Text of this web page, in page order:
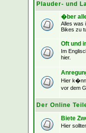
Plauder- und
�ber
Alles was
Bikes zu
Oft und
Im
hier.
Hier
vor dem
Der Online
Biete
Hier